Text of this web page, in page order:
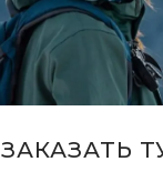
ЗАКАЗАТЬ